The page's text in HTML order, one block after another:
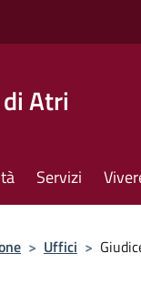
Atri
Servizi
> Uffici >